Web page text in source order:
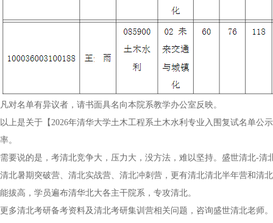
凡对名单有异议者，请书面具名向本院系教学办公室反映。
以上是关于【2026年清华大学土木工程系土木水利专业入围复试名单
率。
需要说的是，考清北竞争大，压力大，没方法，难以坚持。盛世清北-
清北暑期突破营、清北实战营、清北冲刺营，更有清北清北半年营和清
能拔高，学员遍布清华北大各主干院系，专攻清北。
更多清北考研备考资料及清北考研集训营相关问题，咨询盛世清北老师。